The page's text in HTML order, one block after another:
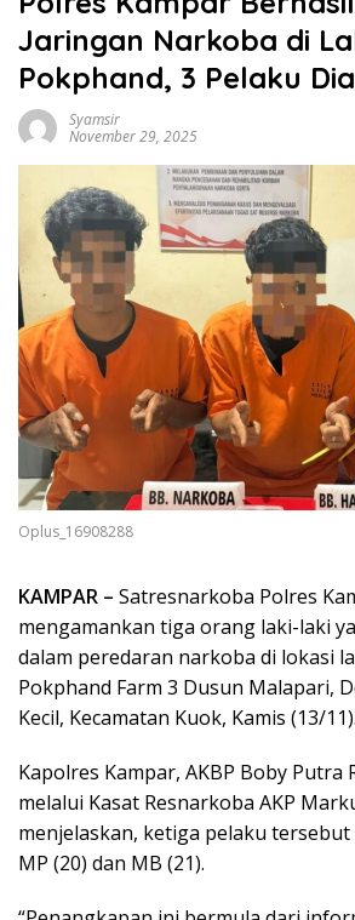
Jaringan Narkoba di
Pokphand, 3 Pelaku
Syamsir
November 29, 2025
Oplus_16908288
KAMPAR – Satresnarkoba Polres
mengamankan tiga orang laki-laki
dalam peredaran narkoba di lokasi
Pokphand Farm 3 Dusun Malapari,
Kecil, Kecamatan Kuok, Kamis (13/11).
Kapolres Kampar, AKBP Boby Putra
melalui Kasat Resnarkoba AKP
menjelaskan, ketiga pelaku tersebut
MP (20) dan MB (21).